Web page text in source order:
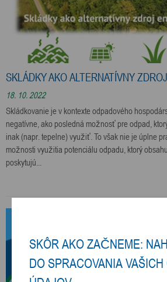
SKÔR AKO ZAČNEME:
DO SPRACOVANIA
SKLÁDKY AKO ALTERNATÍVNY
18. 10. 2022
Skládkovanie je v kontexte odpadového
negatívne, ako posledná možnosť pre odpad,
inak (napr. tepelne) využiť. To však nie je úplne
možnosti využitia potenciálu odpadu, ktorý
poskytujú...